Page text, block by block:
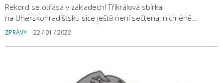
Rekord se otřásá v základech! Tříkrálová sbírka
na Uherskohradišťsku sice ještě není sečtena, nicméně…
ZPRÁVY 22 / 01 / 2022